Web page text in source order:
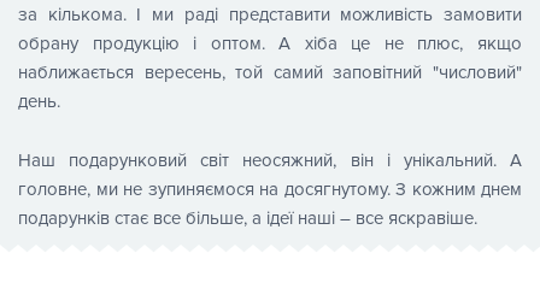
за кількома. І ми раді представити можливість замовити
обрану продукцію і оптом. А хіба це не плюс, якщо
наближається вересень, той самий заповітний "числовий"
день.
Наш подарунковий світ неосяжний, він і унікальний. А
головне, ми не зупиняємося на досягнутому. З кожним днем
подарунків стає все більше, а ідеї наші – все яскравіше.